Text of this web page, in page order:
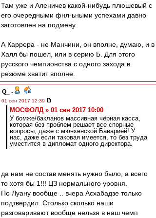
Там уже и Аленичев какой-нибудь плюшевый с
его очередными фнл-ьными успехами давно
заготовлен на подмену.
А Каррера - не Манчини, он вполне, думаю, и в
Халл бы пошел, или в серию Б. Для этого
русского чемпионства с одного захода в
резюме хватит вполне.
Q_
-
01 сен 2017 12:39
МОСФОЛД » 01 сен 2017 10:00
У бомже/бакланов массивная чёрная касса,
которая без проблем решает все спорные
вопросы, даже с мюнхенской Баварией! У
нас, даже если таковая имеется, то без труда
уместится в дипломат одного директора.
да нам не состав менять нужно было, а всего
то хотя бы 1!!! ЦЗ нормального уровня.
По Луану вообще .. вчера Асхабадзе только
подтвердил. Столько сколько наши
разговаривают вообще нельзя в наш чемп